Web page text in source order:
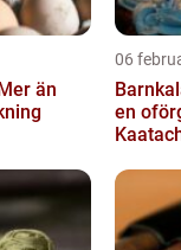
än
06
en